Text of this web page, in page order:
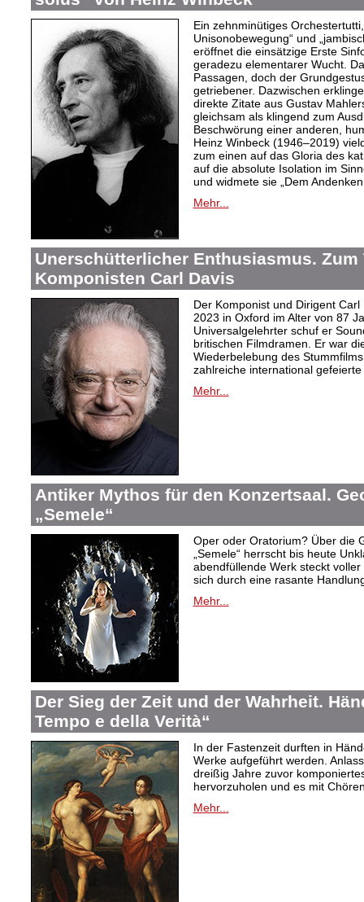
Ein zehnminütiges
Unisonobewegung“ und
eröffnet die einsätzige Erste
geradezu elementarer Wucht.
Passagen, doch der
getriebener. Dazwischen
direkte Zitate aus Gustav
gleichsam als klingend zum
Beschwörung einer anderen,
Heinz Winbeck (1946–2019)
zum einen auf das Gloria des
auf die absolute Isolation im
und widmete sie „Dem
Mehr...
Unerschütterlicher Enthusiasmus. Zum
Komponisten Carl Davis
Der Komponist und Dirigent
2023 in Oxford im Alter von 87
Universalgelehrter schuf er
britischen Filmdramen. Er war
Wiederbelebung des
zahlreiche international
Mehr...
Antiker Mythos für den Konzertsaal.
„Semele“
Oper oder Oratorium? Über die
„Semele“ herrscht bis heute
abendfüllende Werk steckt
sich durch eine rasante
Mehr...
Der Sieg der Zeit und der Wahrheit.
Tempo e della Verità“
In der Fastenzeit durften in
Werke aufgeführt werden.
dreißig Jahre zuvor
hervorzuholen und es mit
Mehr...